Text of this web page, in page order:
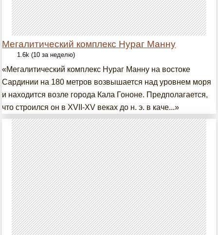
Мегалитический комплекс Нураг Манну
1.6k (10 за неделю)
«Мегалитический комплекс Нураг Манну на востоке
Сардинии на 180 метров возвышается над уровнем моря
и находится возле города Кала Гононе. Предполагается,
что строился он в XVII-XV веках до н. э. в каче...»